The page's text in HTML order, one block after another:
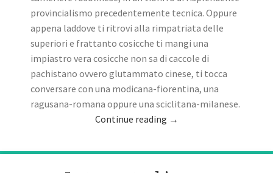
provincialismo precedentemente tecnica. Oppure
appena laddove ti ritrovi alla rimpatriata delle
superiori e frattanto cosicche ti mangi una
impiastro vera cosicche non sa di caccole di
pachistano ovvero glutammato cinese, ti tocca
conversare con una modicana-fiorentina, una
ragusana-romana oppure una sciclitana-milanese.
Continue reading →